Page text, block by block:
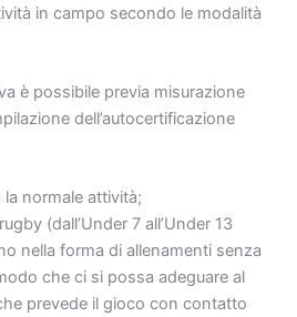
in campo secondo le modalità
è possibile previa misurazione
dell’autocertificazione
la normale attività;
(dall’Under 7 all’Under 13
nella forma di allenamenti senza
che ci si possa adeguare al
prevede il gioco con contatto